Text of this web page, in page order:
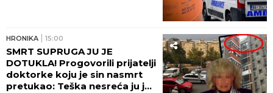
HRONIKA 15:00
SMRT SUPRUGA JU JE
DOTUKLA! Progovorili prijatelji
doktorke koju je sin nasmrt
pretukao: Teška nesreća ju je